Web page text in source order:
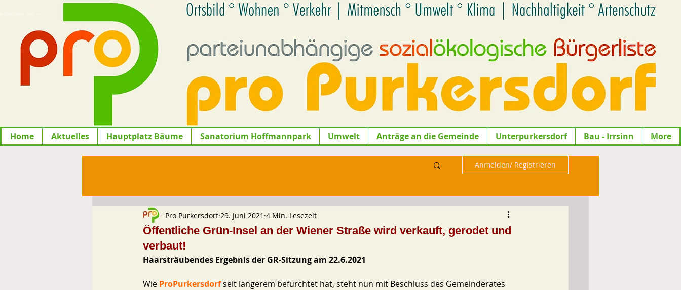
Home Aktuelles Hauptplatz Bäume Sanatorium Hoffmannpark Umwelt Anträge an die Gemeinde Unterpurkersdorf Bau - Irrsinn More
Anmelden/ Registrieren
Öffentliche Grün-Insel an der Wiener Straße wird verkauft, gerodet und
verbaut!
Pro Purkersdorf 29. Juni 2021 4 Min. Lesezeit
Haarsträubendes Ergebnis der GR-Sitzung am 22.6.2021
Wie ProPurkersdorf seit längerem befürchtet hat, steht nun mit Beschluss des Gemeinderates